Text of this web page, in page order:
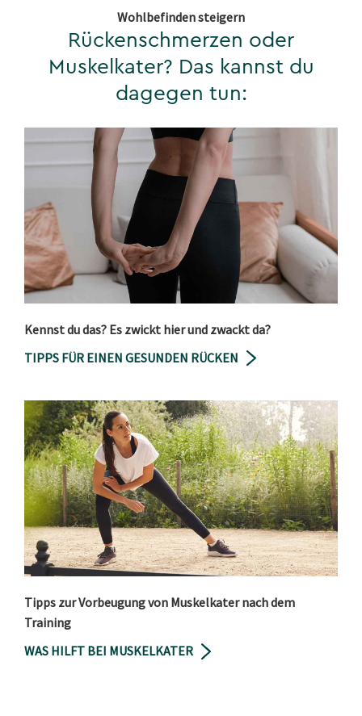
Wohlbefinden steigern
Rückenschmerzen oder
Muskelkater? Das kannst du
dagegen tun:
Kennst du das? Es zwickt hier und zwackt da?
TIPPS FÜR EINEN GESUNDEN RÜCKEN
Tipps zur Vorbeugung von Muskelkater nach dem
Training
WAS HILFT BEI MUSKELKATER